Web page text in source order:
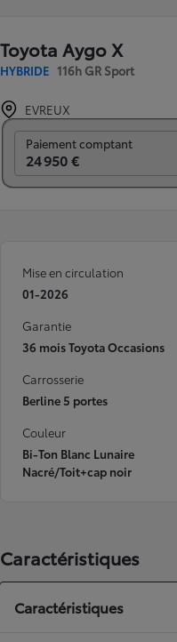
Toyota Aygo X
HYBRIDE 116h GR Sport
EVREUX
Paiement comptant
24 950 €
Mise en circulation
01-2026
Garantie
36 mois Toyota Occasions
Carrosserie
Berline 5 portes
Couleur
Bi-Ton Blanc Lunaire
Nacré/Toit+cap noir
Caractéristiques
Caractéristiques